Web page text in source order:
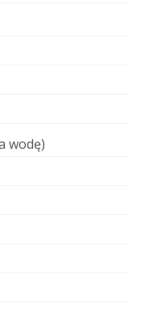
wodę)